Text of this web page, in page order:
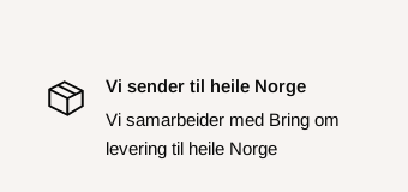
Vi sender til heile Norge
Vi samarbeider med Bring om
levering til heile Norge